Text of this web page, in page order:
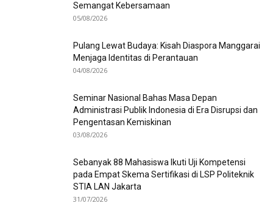
Semangat Kebersamaan
05/08/2026
Pulang Lewat Budaya: Kisah Diaspora Manggarai
Menjaga Identitas di Perantauan
04/08/2026
Seminar Nasional Bahas Masa Depan
Administrasi Publik Indonesia di Era Disrupsi dan
Pengentasan Kemiskinan
03/08/2026
Sebanyak 88 Mahasiswa Ikuti Uji Kompetensi
pada Empat Skema Sertifikasi di LSP Politeknik
STIA LAN Jakarta
31/07/2026